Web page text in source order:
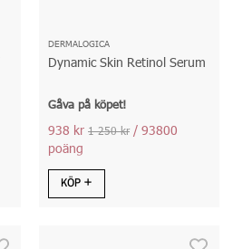
DERMALOGICA
Dynamic Skin Retinol Serum
Gåva på köpet!
938 kr 1 250 kr/ 93800
poäng
KÖP